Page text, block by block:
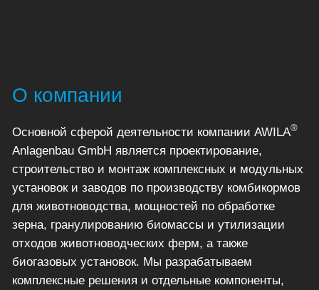
О компании
Основной сферой деятельности компании AWILA®
Anlagenbau GmbH является проектирование,
строительство и монтаж комплексных и модульных
установок и заводов по производству комбикормов
для животноводства, мощностей по обработке
зерна, гранулированию биомассы и утилизации
отходов животноводческих ферм, а также
биогазовых установок. Мы разрабатываем
комплексные решения и отдельные компоненты,